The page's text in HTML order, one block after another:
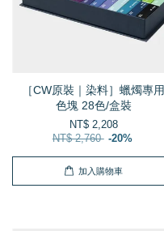
［CW原裝｜染料］蠟燭專用
色塊 28色/盒裝
NT$ 2,208
NT$ 2,760 -20%
加入購物車